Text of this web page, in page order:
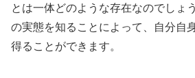
とは一体どのような存在なのでしょ
の実態を知ることによって、自分自
得ることができます。